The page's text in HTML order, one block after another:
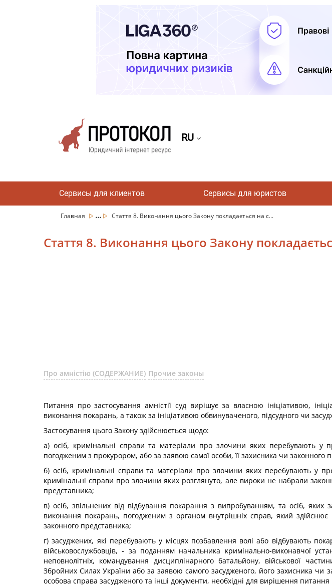
RU
Сервисы для клиентов Сервисы для юристов
Главная ... Стаття 8. Виконання цього Закону покладається на с...
Стаття 8. Виконання цього Закону
Про амністію (СОДЕРЖАНИЕ) Прочие законы
Питання про застосування амністії суд вирішує за власною ініціативою,
виконання покарань, а також за ініціативою обвинуваченого, підсудного чи
Застосування цього Закону здійснюється щодо:
а) осіб, кримінальні справи та матеріали про злочини яких перебувають у
погодженим з прокурором, або за заявою самої особи, її захисника чи законного
б) осіб, кримінальні справи та матеріали про злочини яких перебувають у
кримінальні справи про злочини яких розглянуто, але вироки не набрали
представника;
в) осіб, звільнених від відбування покарання з випробуванням, та осіб,
виконання покарань, погодженим з органом внутрішніх справ, який
законного представника;
г) засуджених, які перебувають у місцях позбавлення волі або відбувають
військовослужбовців, - за поданням начальника кримінально-виконавчої
неповнолітніх, командування дисциплінарного батальйону, військової
Збройних Силах України або за заявою самого засудженого, його захисника чи
особова справа засудженого та інші документи, необхідні для вирішення питання